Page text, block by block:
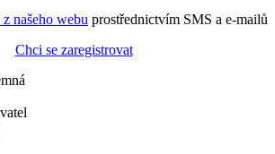
našeho webu prostřednictvím SMS a e-mailů
Chci se zaregistrovat